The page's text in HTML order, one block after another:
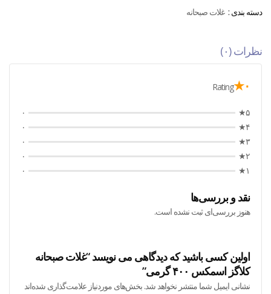
دسته بندی : غلات صبحانه
نظرات (۰)
۰★ Rating
۵★
۰
۴★
۰
۳★
۰
۲★
۰
۱★
۰
نقد و بررسی‌ها
هنوز بررسی‌ای ثبت نشده است.
اولین کسی باشید که دیدگاهی می نویسد “غلات صبحانه
کلاگز اسمکس ۴۰۰ گرمی”
نشانی ایمیل شما منتشر نخواهد شد. بخش‌های موردنیاز علامت‌گذاری شده‌اند